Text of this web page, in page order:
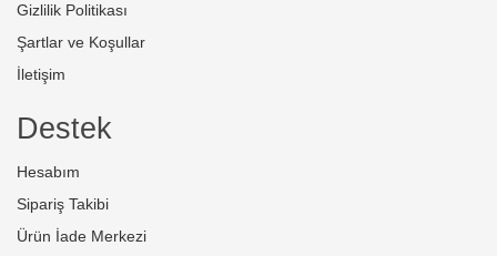
Gizlilik Politikası
Şartlar ve Koşullar
İletişim
Destek
Hesabım
Sipariş Takibi
Ürün İade Merkezi